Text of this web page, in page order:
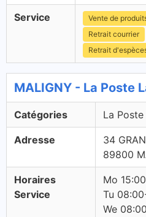
Service Vente de
Retrait courrier
Retrait
MALIGNY - La Poste
Catégories La Poste
Adresse
34
89800
Horaires
Service
Mo
Tu
We